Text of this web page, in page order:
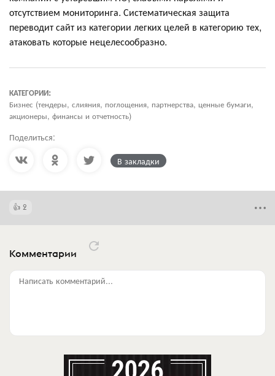
отсутствием мониторинга. Систематическая защита
переводит сайт из категории легких целей в категорию тех,
атаковать которые нецелесообразно.
КАТЕГОРИИ:
Бизнес (тендеры, слияния, поглощения, партнерства, ценные бумаги,
акционеры, финансы и отчетность)
Поделиться:
В закладки
2
Комментарии
Написать комментарий...